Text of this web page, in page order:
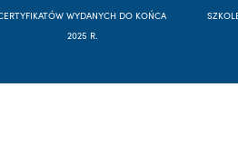
WYDANYCH DO KOŃCA
2025 R.